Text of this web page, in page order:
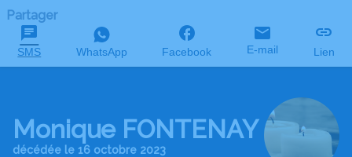
Partager
SMS WhatsApp Facebook E-mail Lien
Monique FONTENAY
décédée le 16 octobre 2023